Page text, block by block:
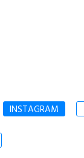
INSTAGRAM